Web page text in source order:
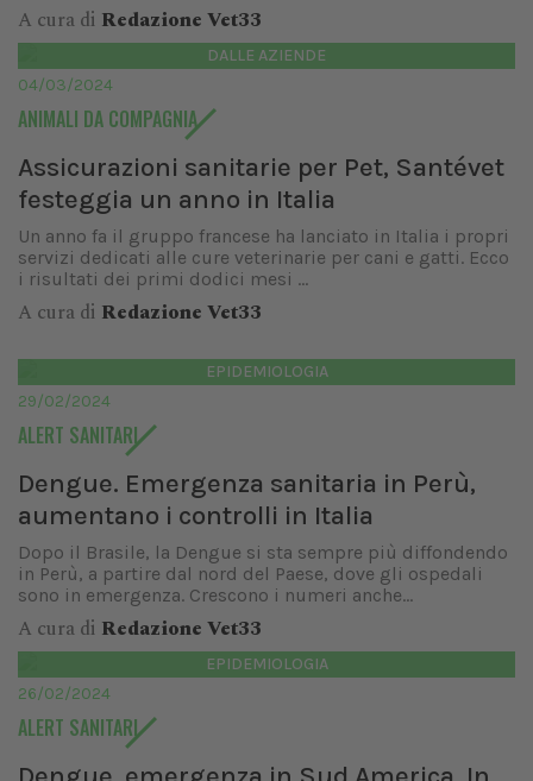
A cura di Redazione Vet33
DALLE AZIENDE
04/03/2024
ANIMALI DA COMPAGNIA
Assicurazioni sanitarie per Pet, Santévet
festeggia un anno in Italia
Un anno fa il gruppo francese ha lanciato in Italia i propri
servizi dedicati alle cure veterinarie per cani e gatti. Ecco
i risultati dei primi dodici mesi ...
A cura di Redazione Vet33
EPIDEMIOLOGIA
29/02/2024
ALERT SANITARI
Dengue. Emergenza sanitaria in Perù,
aumentano i controlli in Italia
Dopo il Brasile, la Dengue si sta sempre più diffondendo
in Perù, a partire dal nord del Paese, dove gli ospedali
sono in emergenza. Crescono i numeri anche...
A cura di Redazione Vet33
EPIDEMIOLOGIA
26/02/2024
ALERT SANITARI